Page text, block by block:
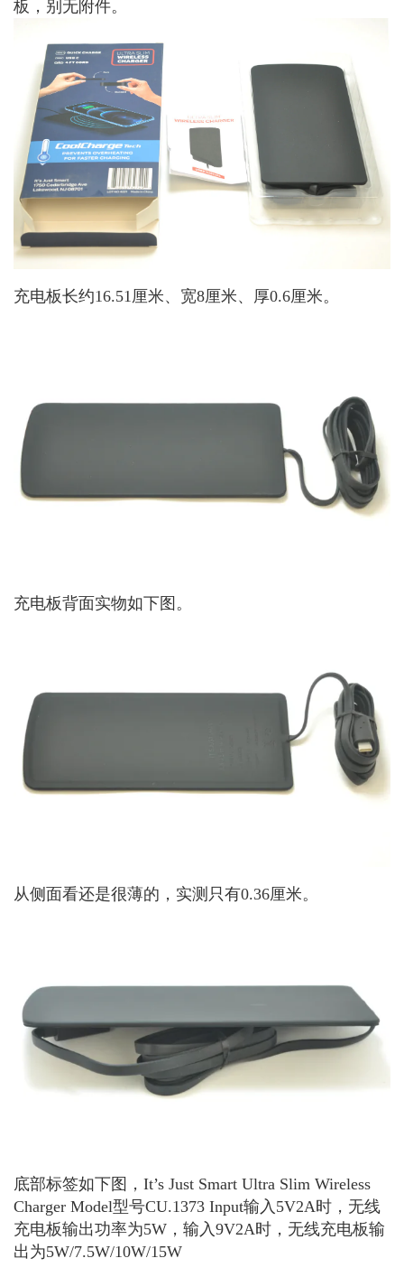
板，别无附件。
充电板长约16.51厘米、宽8厘米、厚0.6厘米。
充电板背面实物如下图。
从侧面看还是很薄的，实测只有0.36厘米。
底部标签如下图，It’s Just Smart Ultra Slim Wireless
Charger Model型号CU.1373 Input输入5V2A时，无线
充电板输出功率为5W，输入9V2A时，无线充电板输
出为5W/7.5W/10W/15W